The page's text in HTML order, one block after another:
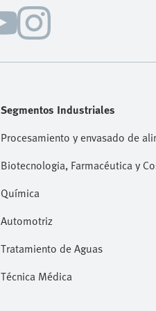
Segmentos Industriales
Procesamiento y envasado de
Biotecnologia, Farmacéutica y
Química
Automotriz
Tratamiento de Aguas
Técnica Médica